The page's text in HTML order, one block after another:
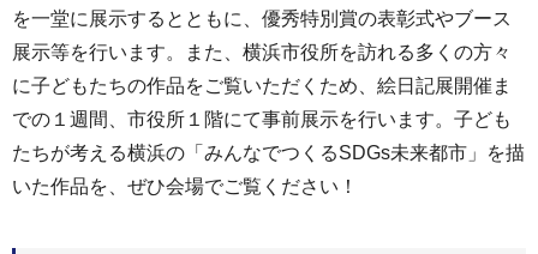
を一堂に展示するとともに、優秀特別賞の表彰式やブース
展示等を行います。また、横浜市役所を訪れる多くの方々
に子どもたちの作品をご覧いただくため、絵日記展開催ま
での１週間、市役所１階にて事前展示を行います。子ども
たちが考える横浜の「みんなでつくるSDGs未来都市」を描
いた作品を、ぜひ会場でご覧ください！